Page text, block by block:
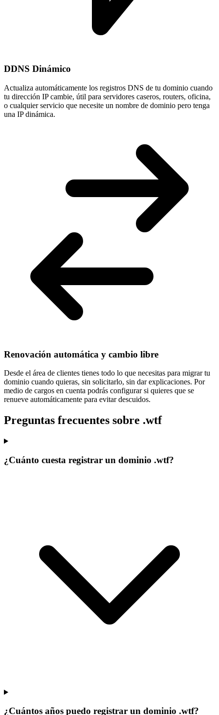
DDNS Dinámico
Actualiza automáticamente los registros DNS de tu dominio cuando
tu dirección IP cambie, útil para servidores caseros, routers, oficina,
o cualquier servicio que necesite un nombre de dominio pero tenga
una IP dinámica.
Renovación automática y cambio libre
Desde el área de clientes tienes todo lo que necesitas para migrar tu
dominio cuando quieras, sin solicitarlo, sin dar explicaciones. Por
medio de cargos en cuenta podrás configurar si quieres que se
renueve automáticamente para evitar descuidos.
Preguntas frecuentes sobre .wtf
¿Cuánto cuesta registrar un dominio .wtf?
¿Cuántos años puedo registrar un dominio .wtf?